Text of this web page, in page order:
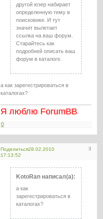
другой юзер набирает
определенную тему в
поисковике. И тут
значит вылетает
ссылка на ваш форум.
Старайтесь как
подробней описать ваш
форум в каталоге.
а как зарегестрироваться в
каталогах?
Я люблю ForumBB
0
Поделиться 3
28.02.2010
17:13:52
KotoRan написал(а):
а как
зарегестрироваться в
каталогах?